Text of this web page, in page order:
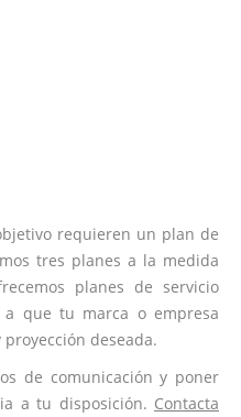
requieren un plan de
tres planes a la medida
planes de servicio
a que tu marca o empresa
deseada.
de comunicación y poner
a tu disposición. Contacta